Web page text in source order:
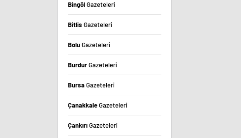
BingölGazeteleri
Bitlis Gazeteleri
BoluGazeteleri
BurdurGazeteleri
BursaGazeteleri
ÇanakkaleGazeteleri
ÇankırıGazeteleri